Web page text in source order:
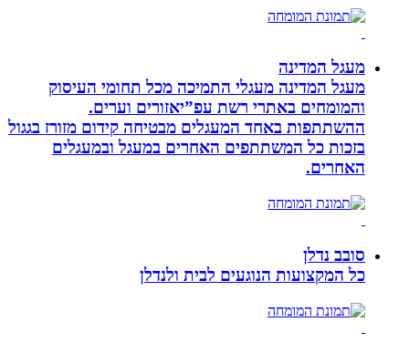
מעגל המדינה
מעגל המדינה מעגלי התמיכה מכל תחומי העיסוק
והמומחים באתרי רשת עפ”יאזורים וערים.
ההשתתפות באחד המעגלים מבטיחה קידום מזורז בגגול
בזכות כל המשתתפים האחרים במעגל ובמעגלים
האחרים.
סובב נדלן
כל המקצועות הנוגעים לבית ולנדלן